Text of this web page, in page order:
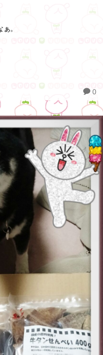
。
0